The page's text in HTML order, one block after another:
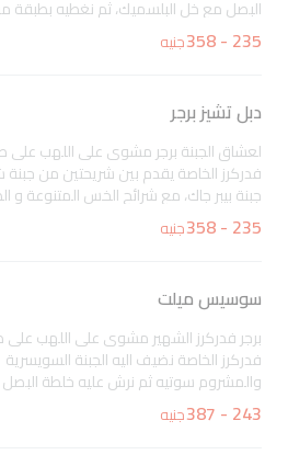
البصل مع خل البلسميك، ثم نغطيه بطبقة
الشيدر الذائبة، مع شرائح الخس الطازجة و
نقدمه لك مع صلصة شيبوتلى المايونيز
235 - 358 جنيه
دبل تشيز برجر
لعشاق الجبنة برجر مشوى على اللهب على
فدركرز الخاصة يقدم بين شريحتين من جبنة
جبنة بيبر جاك، مع شرائح الخس المتنوعة و
الطازجة يأتيك فى خبز برجر طازجة تقدم مع
المايونيز
235 - 358 جنيه
سوسيس ميلت
برجر فدركرز الشهير مشوى على اللهب على
فدركرز الخاصة نضيف اليه الجبنة السويسرية
والمشروم سوتيه ثم نرش عليه خلطة
البلسميك و نضعه فى خبزه الطازجة مع شرائح
الخس و الطماطم الطازجة و نقدمه مع صلصة
243 - 387 جنيه